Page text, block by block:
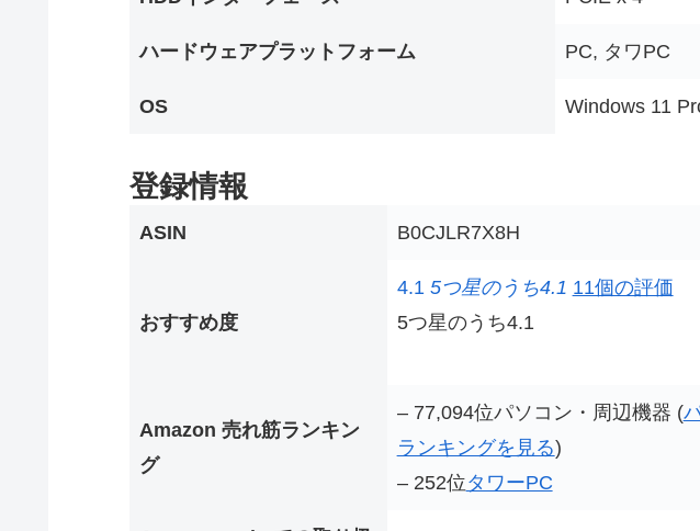
ハードウェアプラットフォーム ‎PC, タワPC
OS ‎Windows 11
登録情報
ASIN B0CJLR7X8H
おすすめ度
4.1 5つ星のうち4.1 11個の評価
5つ星のうち4.1
Amazon 売れ筋ランキン
グ
– 77,094位パソコン・周辺機器 (
ランキングを見る)
– 252位タワーPC